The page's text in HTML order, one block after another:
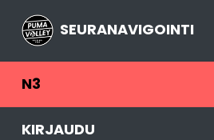
SEURANAVIGOINTI
N3
KIRJAUDU